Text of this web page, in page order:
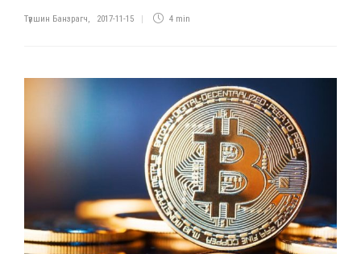
Түвшин Банзрагч, 2017-11-15 4 min